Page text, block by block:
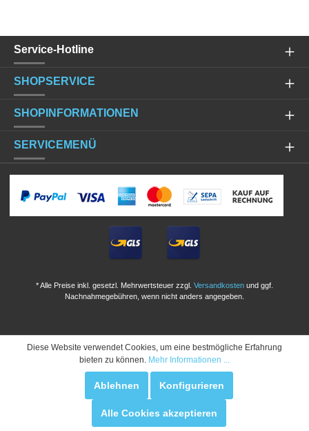
Service-Hotline
SHOPSERVICE
SHOPINFORMATIONEN
SERVICEMENÜ
* Alle Preise inkl. gesetzl. Mehrwertsteuer zzgl. Versandkosten und ggf.
Nachnahmegebühren, wenn nicht anders angegeben.
Diese Website verwendet Cookies, um eine bestmögliche Erfahrung
bieten zu können. Mehr Informationen ...
Ablehnen Konfigurieren
Alle Cookies akzeptieren